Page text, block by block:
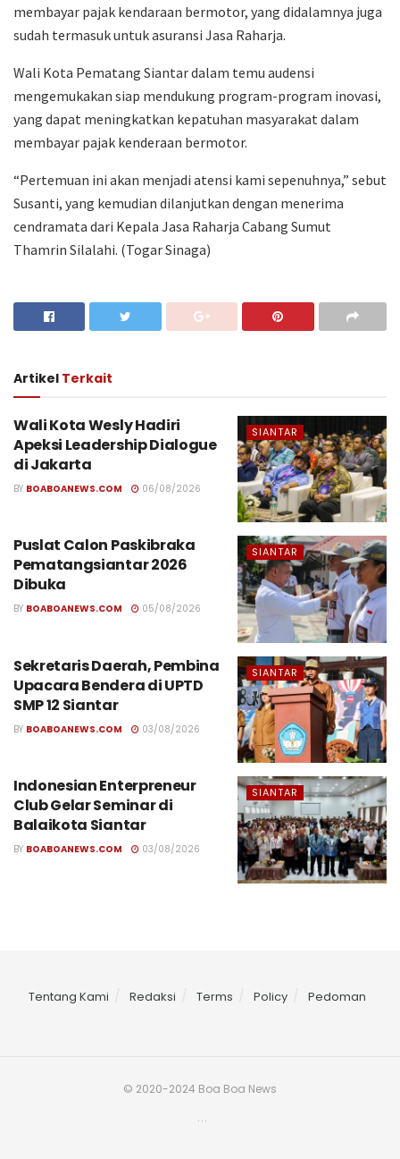
membayar pajak kendaraan bermotor, yang didalamnya juga
sudah termasuk untuk asuransi Jasa Raharja.
Wali Kota Pematang Siantar dalam temu audensi
mengemukakan siap mendukung program-program inovasi,
yang dapat meningkatkan kepatuhan masyarakat dalam
membayar pajak kenderaan bermotor.
“Pertemuan ini akan menjadi atensi kami sepenuhnya,” sebut
Susanti, yang kemudian dilanjutkan dengan menerima
cendramata dari Kepala Jasa Raharja Cabang Sumut
Thamrin Silalahi. (Togar Sinaga)
Artikel Terkait
SIANTAR
Wali Kota Wesly Hadiri
Apeksi Leadership Dialogue
di Jakarta
BY BOABOANEWS.COM 06/08/2026
SIANTAR
Puslat Calon Paskibraka
Pematangsiantar 2026
Dibuka
BY BOABOANEWS.COM 05/08/2026
SIANTAR
Sekretaris Daerah, Pembina
Upacara Bendera di UPTD
SMP 12 Siantar
BY BOABOANEWS.COM 03/08/2026
SIANTAR
Indonesian Enterpreneur
Club Gelar Seminar di
Balaikota Siantar
BY BOABOANEWS.COM 03/08/2026
Tentang Kami Redaksi Terms Policy Pedoman
© 2020-2024 Boa Boa News